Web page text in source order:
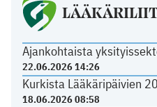
Ajankohtaista
22.06.2026 14:26
Kurkista Lääkäripäivien
18.06.2026 08:58